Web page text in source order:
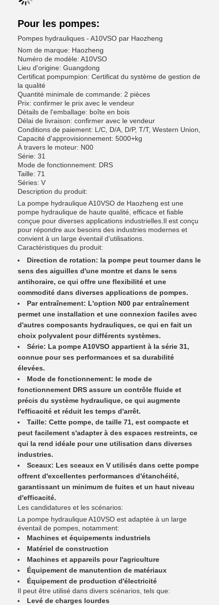
Pour les pompes:
Pompes hydrauliques - A10VSO par Haozheng
Nom de marque: Haozheng
Numéro de modèle: A10VSO
Lieu d'origine: Guangdong
Certificat pompumpion: Certificat du système de gestion de
la qualité
Quantité minimale de commande: 2 pièces
Prix: confirmer le prix avec le vendeur
Détails de l'emballage: boîte en bois
Délai de livraison: confirmer avec le vendeur
Conditions de paiement: L/C, D/A, D/P, T/T, Western Union,
Capacité d'approvisionnement: 5000+kg
À travers le moteur: N00
Série: 31
Mode de fonctionnement: DRS
Taille: 71
Séries: V
Description du produit:
La pompe hydraulique A10VSO de Haozheng est une
pompe hydraulique de haute qualité, efficace et fiable
conçue pour diverses applications industrielles.Il est conçu
pour répondre aux besoins des industries modernes et
convient à un large éventail d'utilisations.
Caractéristiques du produit:
Direction de rotation: la pompe peut tourner dans le
sens des aiguilles d'une montre et dans le sens
antihoraire, ce qui offre une flexibilité et une
commodité dans diverses applications de pompes.
Par entraînement: L'option N00 par entraînement
permet une installation et une connexion faciles avec
d'autres composants hydrauliques, ce qui en fait un
choix polyvalent pour différents systèmes.
Série: La pompe A10VSO appartient à la série 31,
connue pour ses performances et sa durabilité
élevées.
Mode de fonctionnement: le mode de
fonctionnement DRS assure un contrôle fluide et
précis du système hydraulique, ce qui augmente
l'efficacité et réduit les temps d'arrêt.
Taille: Cette pompe, de taille 71, est compacte et
peut facilement s'adapter à des espaces restreints, ce
qui la rend idéale pour une utilisation dans diverses
industries.
Sceaux: Les sceaux en V utilisés dans cette pompe
offrent d'excellentes performances d'étanchéité,
garantissant un minimum de fuites et un haut niveau
d'efficacité.
Les candidatures et les scénarios:
La pompe hydraulique A10VSO est adaptée à un large
éventail de pompes, notamment:
Machines et équipements industriels
Matériel de construction
Machines et appareils pour l'agriculture
Équipement de manutention de matériaux
Équipement de production d'électricité
Il peut être utilisé dans divers scénarios, tels que:
Levé de charges lourdes